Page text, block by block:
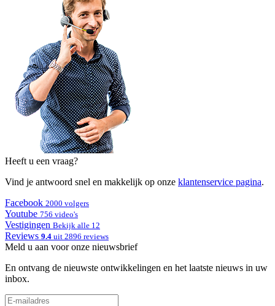
Heeft u een vraag?
Vind je antwoord snel en makkelijk op onze klantenservice pagina.
Facebook 2000 volgers
Youtube 756 video's
Vestigingen Bekijk alle 12
Reviews 9.4 uit 2896 reviews
Meld u aan voor onze nieuwsbrief
En ontvang de nieuwste ontwikkelingen en het laatste nieuws in uw
inbox.